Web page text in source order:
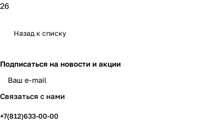
26
Назад к списку
Подписаться на новости и акции
Связаться с нами
+7(812)633-00-00